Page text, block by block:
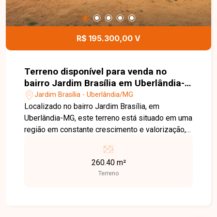
R$ 195.300,00 V
Terreno disponível para venda no
bairro Jardim Brasília em Uberlândia-
MGJardim Brasília - Uberlândia/MG
Localizado no bairro Jardim Brasília, em
Uberlândia-MG, este terreno está situado em uma
região em constante crescimento e valorização,
próximo a supermercados, escolas, farmácias,
comércios e diversos serviços, oferecendo
praticidade e excelente potencial para
260.40 m²
Terreno